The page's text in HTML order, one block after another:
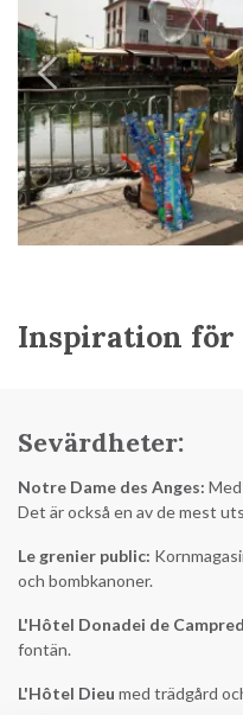
Inspiration för
Sevärdheter:
Notre Dame des Anges:
Det är också en av de mest
Le grenier public:
och bombkanoner.
L'Hôtel Donadei de
fontän.
L'Hôtel Dieu med trädgård